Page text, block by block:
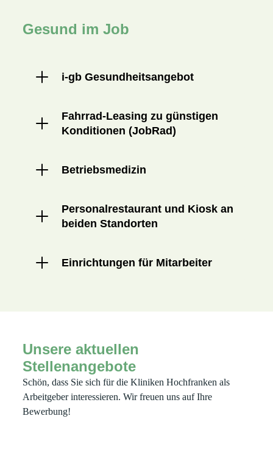
Gesund im Job
i-gb Gesundheitsangebot
Fahrrad-Leasing zu günstigen
Konditionen (JobRad)
Betriebsmedizin
Personalrestaurant und Kiosk an
beiden Standorten
Einrichtungen für Mitarbeiter
Unsere aktuellen
Stellenangebote
Schön, dass Sie sich für die Kliniken Hochfranken als
Arbeitgeber interessieren. Wir freuen uns auf Ihre
Bewerbung!